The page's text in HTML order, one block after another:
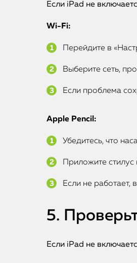
Если iPad не
Wi-Fi:
Перейдите в
Выберите сеть,
Если проблема
Apple Pencil:
Убедитесь, что
Приложите стилус
Если не работает,
5.
Если iPad не